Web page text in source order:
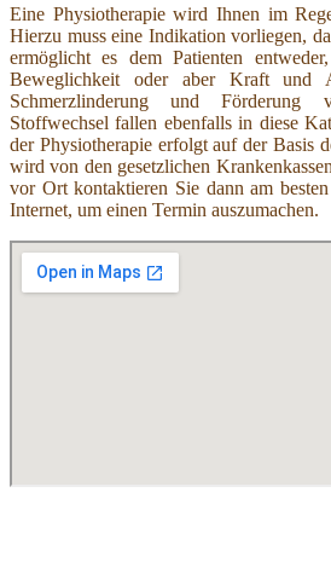
Eine Physiotherapie wird Ihnen im
Hierzu muss eine Indikation vorliegen,
ermöglicht es dem Patienten
Beweglichkeit oder aber Kraft und
Schmerzlinderung und Förderung
Stoffwechsel fallen ebenfalls in diese
der Physiotherapie erfolgt auf der Basis
wird von den gesetzlichen
vor Ort kontaktieren Sie dann am
Internet, um einen Termin auszumachen.